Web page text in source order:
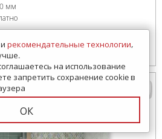
мм
и рекомендательные технологии,
на использование
запретить сохранение cookie в
ОК